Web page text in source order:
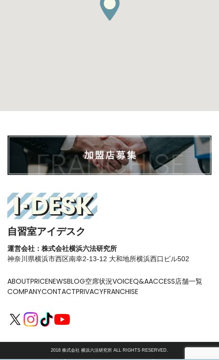
自習室アイデスク
運営会社：株式会社横浜六法研究所
神奈川県横浜市西区南幸2-13-12 大和地所横浜西口ビル502
ABOUTPRICENEWSBLOG空席状況VOICEQ&AACCESS店舗一覧
COMPANYCONTACTPRIVACYFRANCHISE
2018 株式会社 横浜六法研究所 ALL RIGHTS RESERVED.